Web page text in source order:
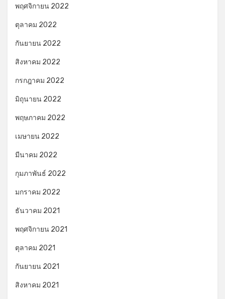
พฤศจิกายน 2022
ตุลาคม 2022
กันยายน 2022
สิงหาคม 2022
กรกฎาคม 2022
มิถุนายน 2022
พฤษภาคม 2022
เมษายน 2022
มีนาคม 2022
กุมภาพันธ์ 2022
มกราคม 2022
ธันวาคม 2021
พฤศจิกายน 2021
ตุลาคม 2021
กันยายน 2021
สิงหาคม 2021